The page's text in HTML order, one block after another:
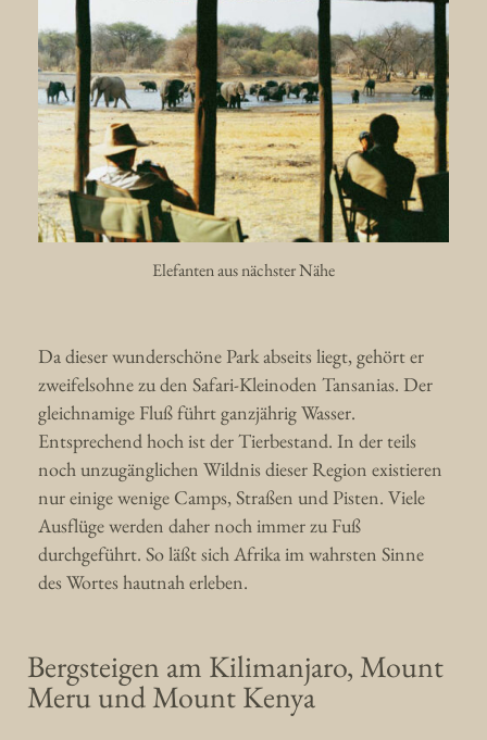
Elefanten aus nächster Nähe
Da dieser wunderschöne Park abseits liegt, gehört er
zweifelsohne zu den Safari-Kleinoden Tansanias. Der
gleichnamige Fluß führt ganzjährig Wasser.
Entsprechend hoch ist der Tierbestand. In der teils
noch unzugänglichen Wildnis dieser Region existieren
nur einige wenige Camps, Straßen und Pisten. Viele
Ausflüge werden daher noch immer zu Fuß
durchgeführt. So läßt sich Afrika im wahrsten Sinne
des Wortes hautnah erleben.
Bergsteigen am Kilimanjaro, Mount
Meru und Mount Kenya